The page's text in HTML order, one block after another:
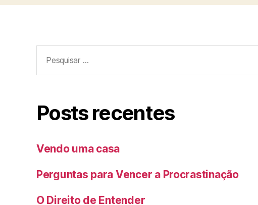
por:
Posts recentes
Vendo uma casa
Perguntas para Vencer a Procrastinação
O Direito de Entender